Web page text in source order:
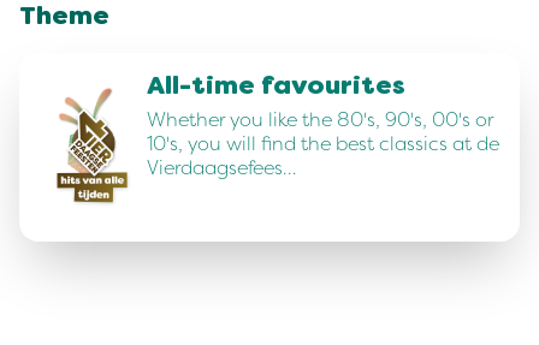
Theme
All-time favourites
Whether you like the 80's, 90's, 00's or
10's, you will find the best classics at de
Vierdaagsefees…